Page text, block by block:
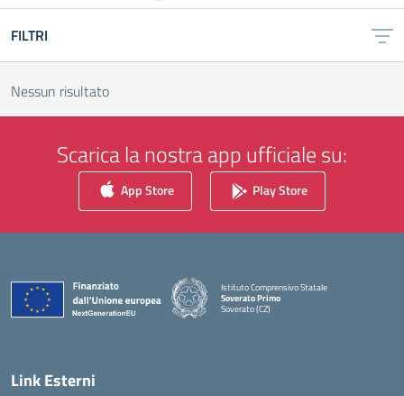
FILTRI
Nessun risultato
Scarica la nostra app ufficiale su:
App Store Play Store
Istituto Comprensivo Statale
Soverato Primo
Soverato (CZ)
Link Esterni